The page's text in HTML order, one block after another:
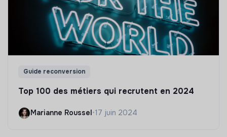
Guide reconversion
Top 100 des métiers qui recrutent en 2024
Marianne Roussel•17 juin 2024